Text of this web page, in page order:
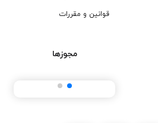
قوانین و مقررات
مجوزها